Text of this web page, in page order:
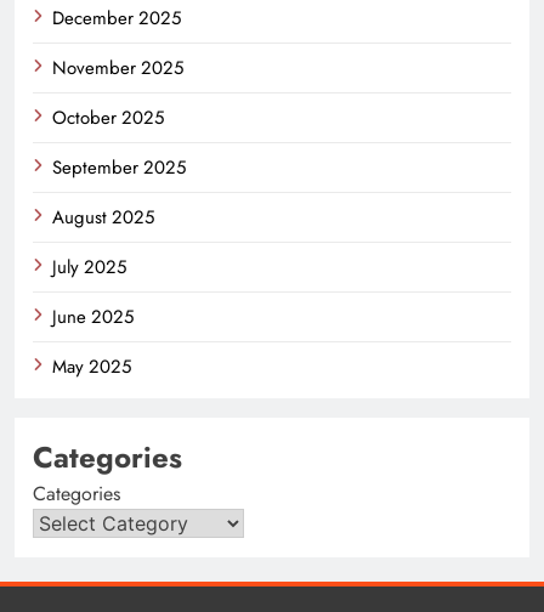
December 2025
November 2025
October 2025
September 2025
August 2025
July 2025
June 2025
May 2025
Categories
Categories